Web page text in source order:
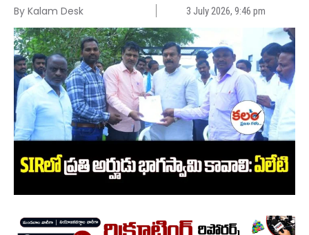
By Kalam Desk 3 July 2026, 9:46 pm